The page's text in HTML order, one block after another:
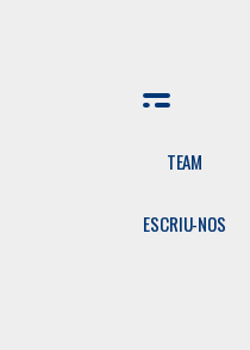
TEAM
ESCRIU-NOS